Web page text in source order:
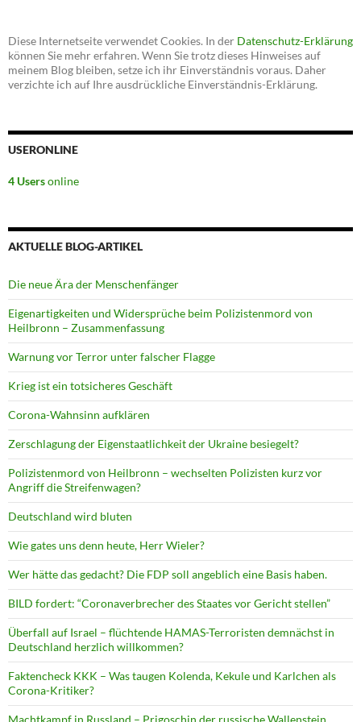
Diese Internetseite verwendet Cookies. In der Datenschutz-Erklärung
können Sie mehr erfahren. Wenn Sie trotz dieses Hinweises auf
meinem Blog bleiben, setze ich ihr Einverständnis voraus. Daher
verzichte ich auf Ihre ausdrückliche Einverständnis-Erklärung.
USERONLINE
4 Usersonline
AKTUELLE BLOG-ARTIKEL
Die neue Ära der Menschenfänger
Eigenartigkeiten und Widersprüche beim Polizistenmord von
Heilbronn – Zusammenfassung
Warnung vor Terror unter falscher Flagge
Krieg ist ein totsicheres Geschäft
Corona-Wahnsinn aufklären
Zerschlagung der Eigenstaatlichkeit der Ukraine besiegelt?
Polizistenmord von Heilbronn – wechselten Polizisten kurz vor
Angriff die Streifenwagen?
Deutschland wird bluten
Wie gates uns denn heute, Herr Wieler?
Wer hätte das gedacht? Die FDP soll angeblich eine Basis haben.
BILD fordert: “Coronaverbrecher des Staates vor Gericht stellen”
Überfall auf Israel – flüchtende HAMAS-Terroristen demnächst in
Deutschland herzlich willkommen?
Faktencheck KKK – Was taugen Kolenda, Kekule und Karlchen als
Corona-Kritiker?
Machtkampf in Russland – Prigoschin der russische Wallenstein